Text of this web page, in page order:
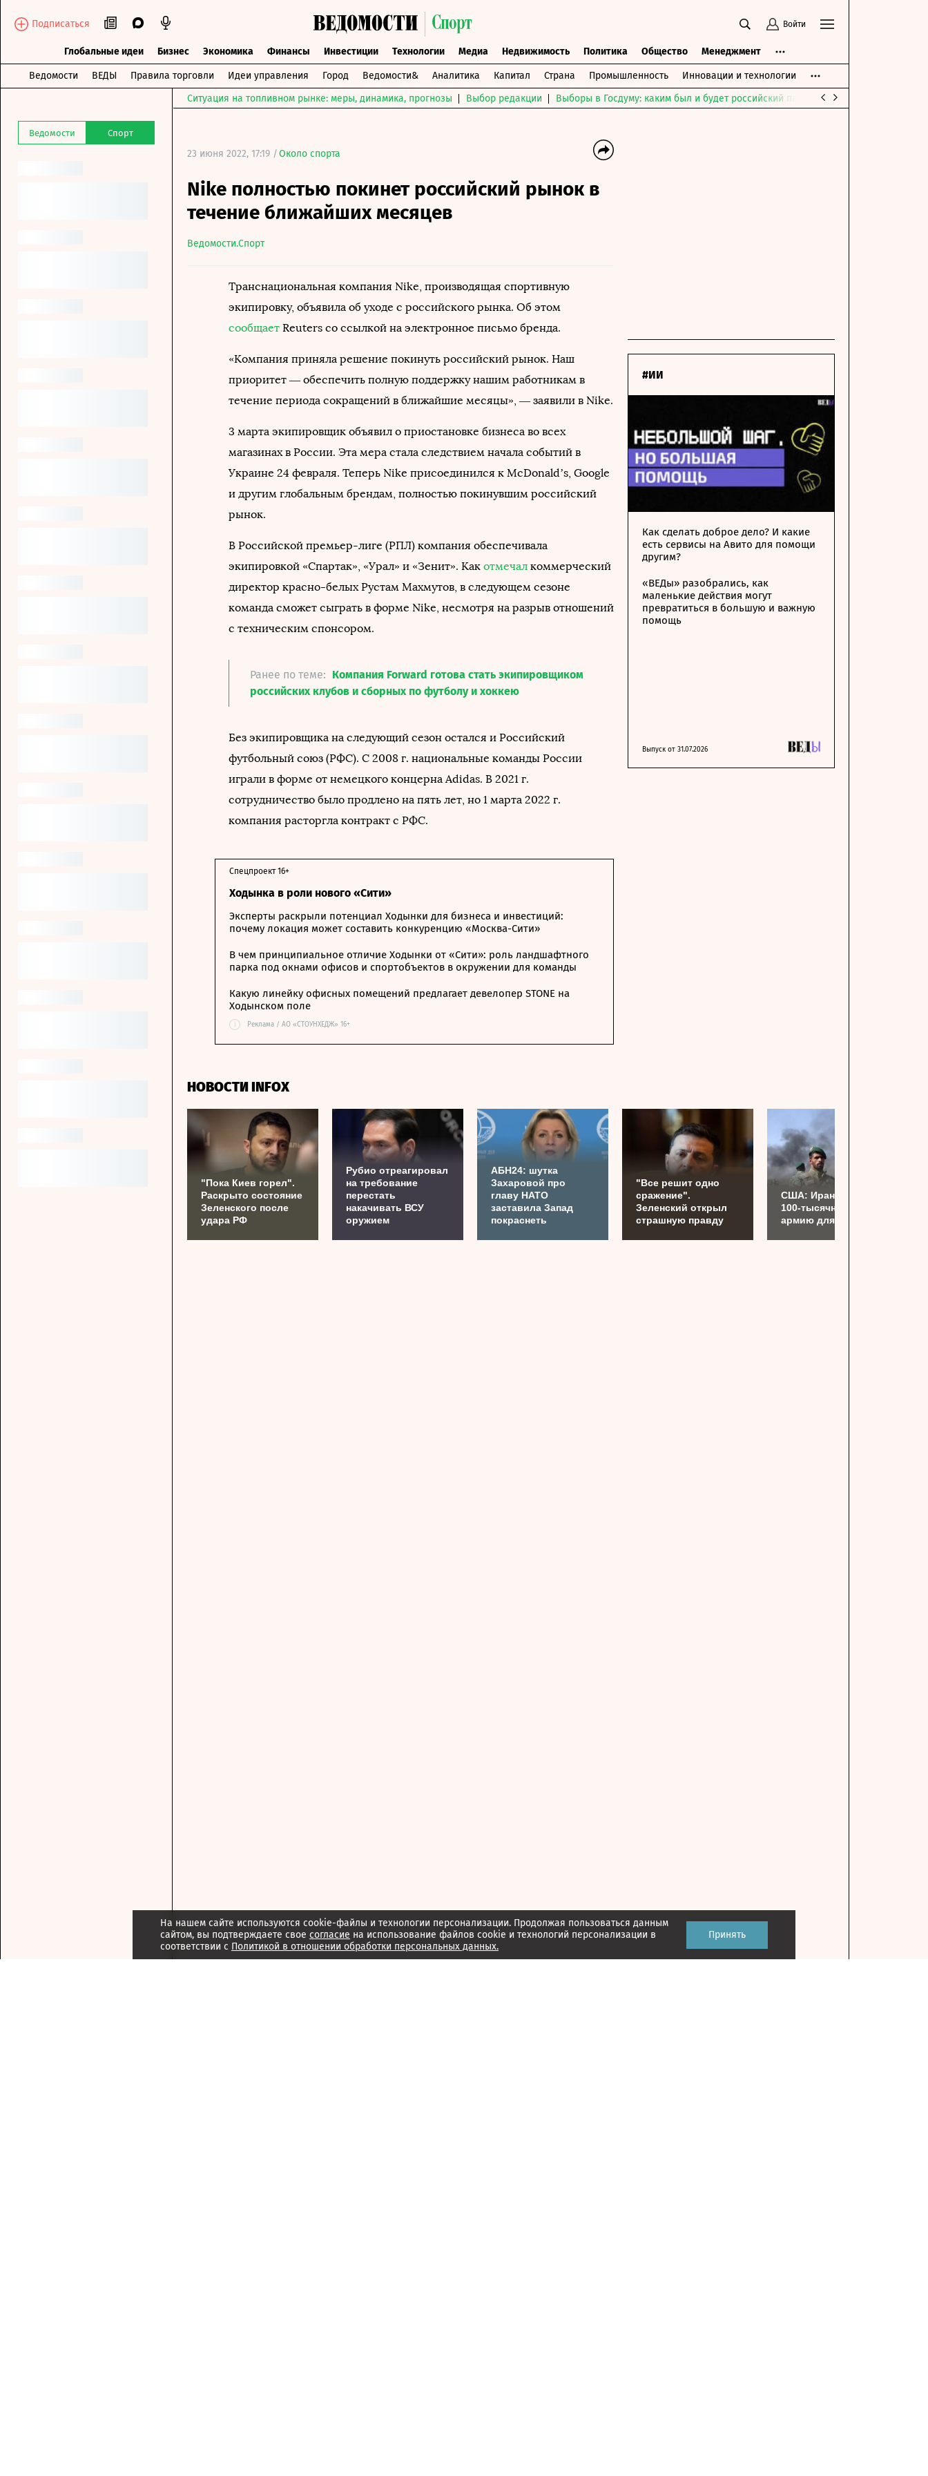
На нашем сайте используются cookie-файлы и технологии персонализации. Продолжая пользоваться данным
сайтом, вы подтверждаете свое согласие на использование файлов cookie и технологий персонализации в
соответствии с Политикой в отношении обработки персональных данных.
Принять
Подписаться Войти
Глобальные идеи Бизнес Экономика Финансы Инвестиции Технологии Медиа Недвижимость Политика Общество Менеджмент
Ведомости ВЕДЫ Правила торговли Идеи управления Город Ведомости& Аналитика Капитал Страна Промышленность Инновации и технологии
Ведомости Спорт
Ситуация на топливном рынке: меры, динамика, прогнозы Выбор редакции Выборы в Госдуму: каким был и будет российский парламент
23 июня 2022, 17:19 /Около спорта
Nike полностью покинет российский рынок в
течение ближайших месяцев
Ведомости.Спорт
Транснациональная компания Nike, производящая спортивную
экипировку, объявила об уходе с российского рынка. Об этом
сообщает Reuters со ссылкой на электронное письмо бренда.
«Компания приняла решение покинуть российский рынок. Наш
приоритет — обеспечить полную поддержку нашим работникам в
течение периода сокращений в ближайшие месяцы», — заявили в Nike.
3 марта экипировщик объявил о приостановке бизнеса во всех
магазинах в России. Эта мера стала следствием начала событий в
Украине 24 февраля. Теперь Nike присоединился к McDonald’s, Google
и другим глобальным брендам, полностью покинувшим российский
рынок.
В Российской премьер-лиге (РПЛ) компания обеспечивала
экипировкой «Спартак», «Урал» и «Зенит». Как отмечал коммерческий
директор красно-белых Рустам Махмутов, в следующем сезоне
команда сможет сыграть в форме Nike, несмотря на разрыв отношений
с техническим спонсором.
Ранее по теме: Компания Forward готова стать экипировщиком
российских клубов и сборных по футболу и хоккею
Без экипировщика на следующий сезон остался и Российский
футбольный союз (РФС). С 2008 г. национальные команды России
играли в форме от немецкого концерна Adidas. В 2021 г.
сотрудничество было продлено на пять лет, но 1 марта 2022 г.
компания расторгла контракт с РФС.
Ходынка в роли нового «Сити»
Спецпроект 16+
Эксперты раскрыли потенциал Ходынки для бизнеса и инвестиций:
почему локация может составить конкуренцию «Москва-Сити»
В чем принципиальное отличие Ходынки от «Сити»: роль ландшафтного
парка под окнами офисов и спортобъектов в окружении для команды
Какую линейку офисных помещений предлагает девелопер STONE на
Ходынском поле
i Реклама / АО «СТОУНХЕДЖ» 16+
#ИИ
Как сделать доброе дело? И какие
есть сервисы на Авито для помощи
другим?
«ВЕДы» разобрались, как
маленькие действия могут
превратиться в большую и важную
помощь
Выпуск от 31.07.2026
НОВОСТИ INFOX
"Пока Киев горел".
Раскрыто состояние
Зеленского после
удара РФ
Рубио отреагировал
на требование
перестать
накачивать ВСУ
оружием
АБН24: шутка
Захаровой про
главу НАТО
заставила Запад
покраснеть
"Все решит одно
сражение".
Зеленский открыл
страшную правду
США: Иран готовит
100-тысячную
армию для Украины